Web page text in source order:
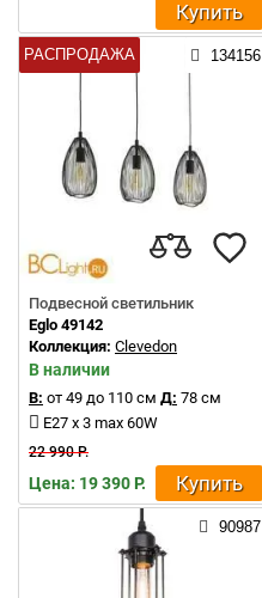
Купить
РАСПРОДАЖА 134156
Подвесной светильник
Eglo 49142
Коллекция: Clevedon
В наличии
В: от 49 до 110 см Д: 78 см
E27 x 3 max 60W
22 990 Р.
Цена: 19 390 Р. Купить
90987